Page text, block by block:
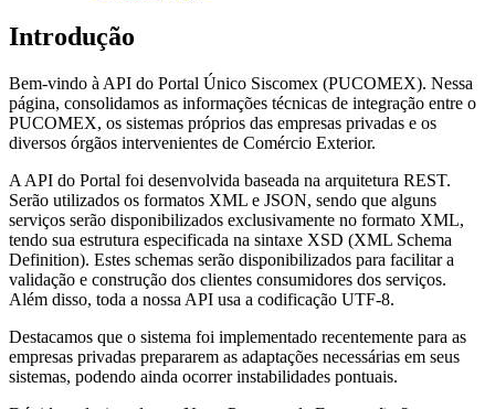
Introdução
Bem-vindo à API do Portal Único Siscomex (PUCOMEX). Nessa
página, consolidamos as informações técnicas de integração entre o
PUCOMEX, os sistemas próprios das empresas privadas e os
diversos órgãos intervenientes de Comércio Exterior.
A API do Portal foi desenvolvida baseada na arquitetura REST.
Serão utilizados os formatos XML e JSON, sendo que alguns
serviços serão disponibilizados exclusivamente no formato XML,
tendo sua estrutura especificada na sintaxe XSD (XML Schema
Definition). Estes schemas serão disponibilizados para facilitar a
validação e construção dos clientes consumidores dos serviços.
Além disso, toda a nossa API usa a codificação UTF-8.
Destacamos que o sistema foi implementado recentemente para as
empresas privadas prepararem as adaptações necessárias em seus
sistemas, podendo ainda ocorrer instabilidades pontuais.